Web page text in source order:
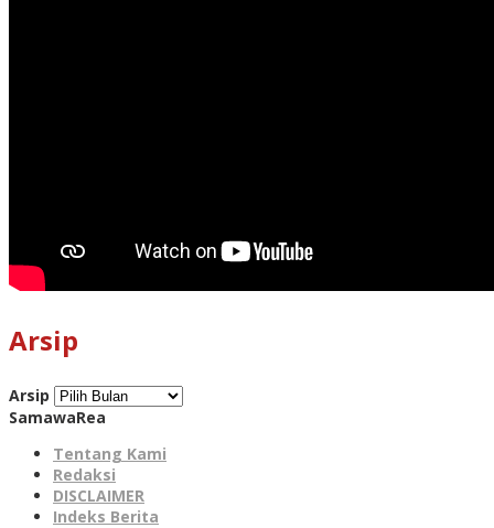
Arsip
Arsip
SamawaRea
Tentang Kami
Redaksi
DISCLAIMER
Indeks Berita